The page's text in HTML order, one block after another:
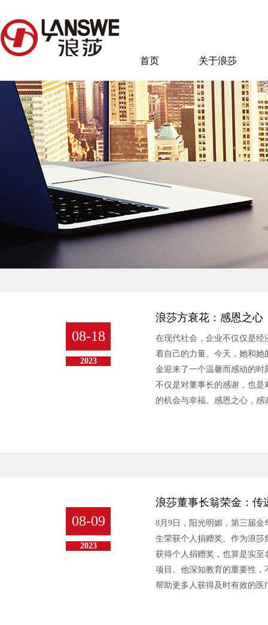
首页 关于浪莎
08-18
2023
浪莎方衰花：感恩之心
在现代社会，企业不仅仅是
着自己的力量。今天，她和
金迎来了一个温馨而感动的
不仅是对董事长的感谢，也
的机会与幸福。感恩之心，
08-09
2023
浪莎董事长翁荣金：传
8月9日，阳光明媚，第三届
生荣获个人捐赠奖。作为浪莎
获得个人捐赠奖，也算是实
项目。他深知教育的重要性
帮助更多人获得及时有效的